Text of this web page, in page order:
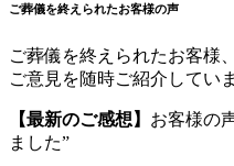
ご葬儀を終えられたお客様の声
ご葬儀を終えられたお客様
ご意見を随時ご紹介してい
【最新のご感想】 お客様の
ました”